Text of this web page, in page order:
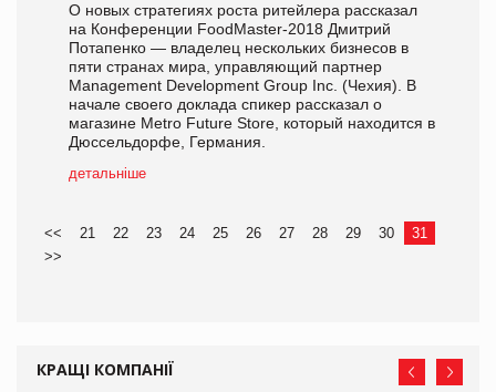
О новых стратегиях роста ритейлера рассказал
на Конференции FoodMaster-2018 Дмитрий
Потапенко — владелец нескольких бизнесов в
пяти странах мира, управляющий партнер
Management Development Group Inc. (Чехия). В
начале своего доклада спикер рассказал о
магазине Metro Future Store, который находится в
Дюссельдорфе, Германия.
детальніше
<< 21 22 23 24 25 26 27 28 29 30
31
>>
КРАЩІ КОМПАНІЇ